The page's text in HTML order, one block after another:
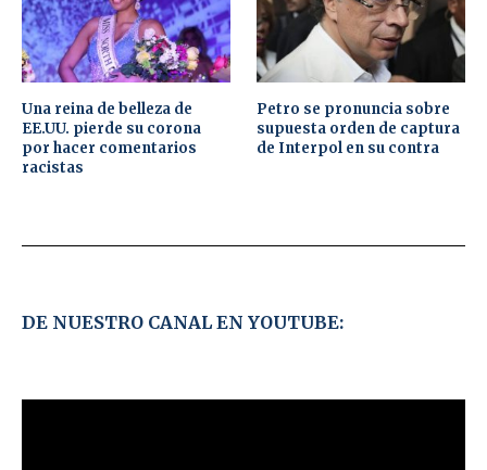
Una reina de belleza de
EE.UU. pierde su corona
por hacer comentarios
racistas
Petro se pronuncia sobre
supuesta orden de captura
de Interpol en su contra
DE NUESTRO CANAL EN YOUTUBE: